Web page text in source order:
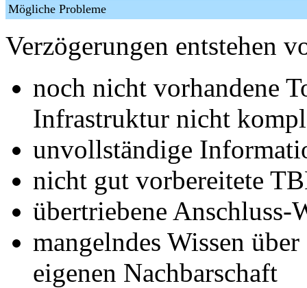
Mögliche Probleme
Verzögerungen entstehen
noch nicht vorhandene
Infrastruktur nicht
unvollständige
nicht gut vorbereitete
übertriebene Anschluss-
mangelndes Wissen
eigenen Nachbarschaft